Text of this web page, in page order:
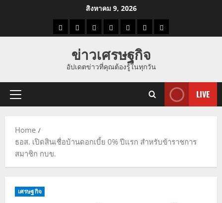
สิงหาคม 9, 2026
ราคาแนว
ราคา
ทอง
ข่าว
นี้
ข่าว
ดูด
ที่
ผู้ชาย
ข่าวเศรษฐกิจ
อัปเดตข่าวที่คุณต้องรู้ในทุกวัน
Primary
LIVE
Home
ธอส. เปิดสินเชื่อบ้านดอกเบี้ย 0% ปีแรก สำหรับข้าราชการ
สมาชิก กบข.
เศรษฐกิจ